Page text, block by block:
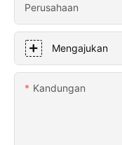
Perusahaan
Mengajukan
Kandungan